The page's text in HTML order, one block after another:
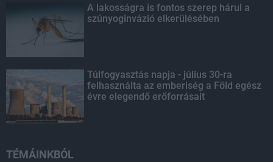
A lakosságra is fontos szerep hárul a
szúnyoginvázió elkerülésében
Túlfogyasztás napja - július 30-ra
felhasználta az emberiség a Föld egész
évre elegendő erőforrásait
TÉMÁINKBÓL